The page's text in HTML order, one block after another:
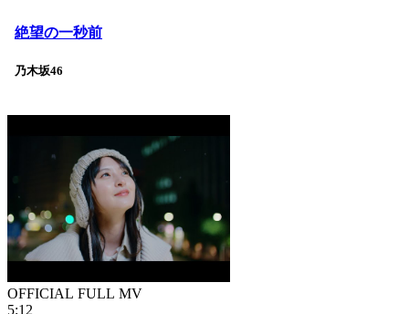
絶望の一秒前
乃木坂46
OFFICIAL FULL MV
5:12